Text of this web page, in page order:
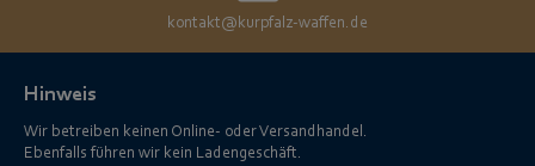
kontakt@kurpfalz-waffen.de
Hinweis
Wir betreiben keinen Online- oder Versandhandel.
Ebenfalls führen wir kein Ladengeschäft.